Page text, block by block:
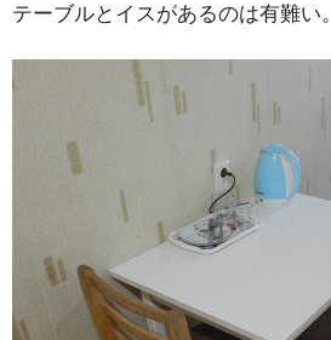
テーブルとイスがあるのは有難い。